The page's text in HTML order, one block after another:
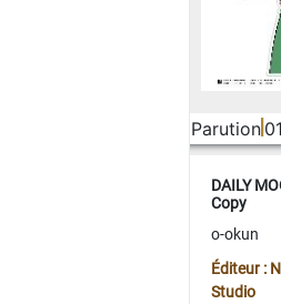
Parution
DAILY
Copy
o-okun
Éditeur :
Studio